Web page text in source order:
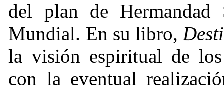
del plan de Hermandad
Mundial. En su libro,
la visión espiritual de
con la eventual